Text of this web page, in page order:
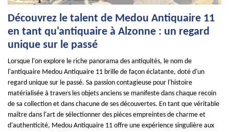
Découvrez le talent de Medou Antiquaire 11
en tant qu'antiquaire à Alzonne : un regard
unique sur le passé
Lorsque l'on explore le riche panorama des antiquités, le nom de
l'antiquaire Medou Antiquaire 11 brille de façon éclatante, doté d'un
regard unique sur le passé. Sa passion contagieuse pour l'histoire
matérialisée à travers les objets anciens se manifeste dans chaque recoin
de sa collection et dans chacune de ses découvertes. En tant que véritable
maître dans l'art de sélectionner des pièces empreintes de charme et
d'authenticité, Medou Antiquaire 11 offre une expérience singulière aux